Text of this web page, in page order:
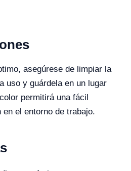
asegúrese de limpiar la
uso y guárdela en un lugar
permitirá una fácil
el entorno de trabajo.